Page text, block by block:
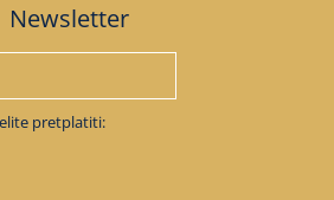
Newsletter
pretplatiti: